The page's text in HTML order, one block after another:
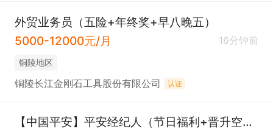
外贸业务员（五险+年终奖+早八晚五）
5000-12000元/月
16分钟前
铜陵地区
铜陵长江金刚石工具股份有限公司 认证
【中国平安】平安经纪人（节日福利+晋升空间）